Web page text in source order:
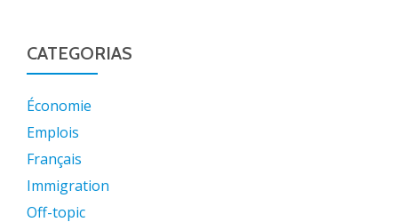
CATEGORIAS
Économie
Emplois
Français
Immigration
Off-topic